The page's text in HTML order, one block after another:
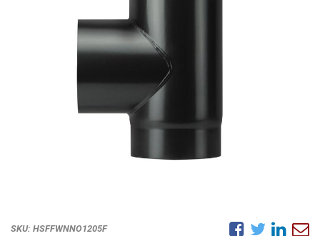
SKU: HSFFWNNO1205F